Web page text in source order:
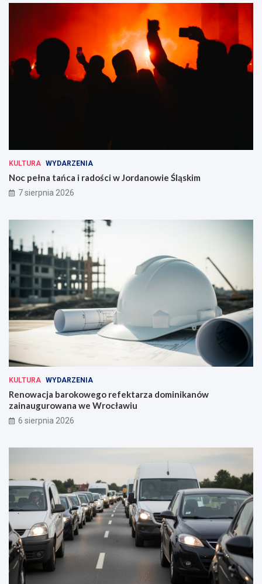
KULTURA WYDARZENIA
Noc pełna tańca i radości w Jordanowie Śląskim
7 sierpnia 2026
KULTURA WYDARZENIA
Renowacja barokowego refektarza dominikanów
zainaugurowana we Wrocławiu
6 sierpnia 2026